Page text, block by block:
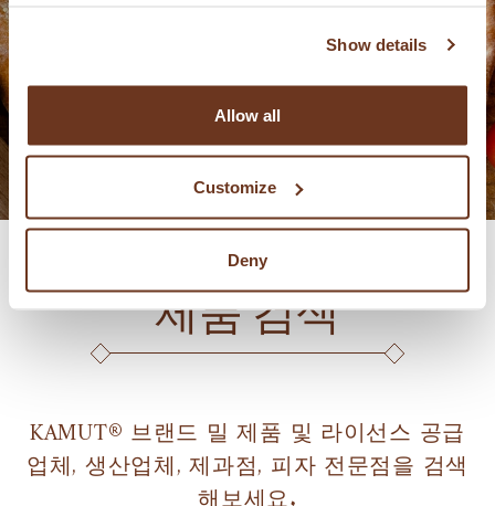
Show details
Allow all
Customize
Deny
제품 검색
KAMUT® 브랜드 밀 제품 및 라이선스 공급
업체, 생산업체, 제과점, 피자 전문점을 검색